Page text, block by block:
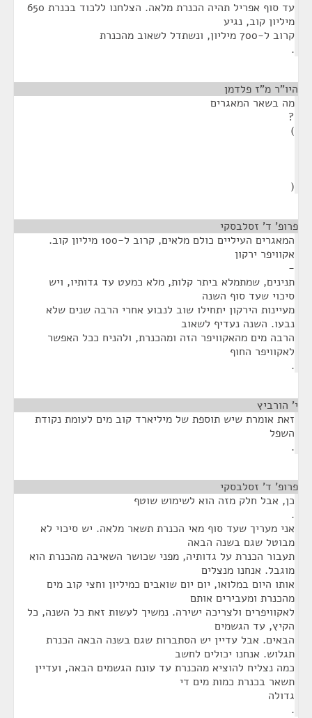
עד סוף אפריל תהיה הכנרת מלאה. הצלחנו ללכוד בכנרת 650
מיליון קוב, נגיע
קרוב ל-700 מיליון, ונשתדל לשאוב מהכנרת
.
היו"ר מ"ז פלדמן
מה בשאר המאגרים
?
)
(
פרופ' ד' זסלבסקי
המאגרים העיליים כולם מלאים, קרוב ל-100 מיליון קוב.
אקוויפר ירקון
-
תנינים, שמתמלא ביתר קלות, מלא כמעט עד גדותיו, ויש
סיכוי שעד סוף השנה
מעיינות הירקון יתחילו שוב לנבוע אחרי הרבה שנים שלא
נבעו. השנה נעדיף לשאוב
הרבה מים מהאקוויפר הזה ומהכנרת, ולהניח ככל האפשר
לאקוויפר החוף
.
י' הורביץ
זאת אומרת שיש תוספת של מיליארד קוב מים לעומת נקודת
השפל
.
פרופ' ד' זסלבסקי
כן, אבל חלק מזה הוא לשימוש שוטף
.
אני מעריך שעד סוף מאי הכנרת תשאר מלאה. יש סיכוי לא
מבוטל שגם בשנה הבאה
תעבור הכנרת על גדותיה, מפני שכושר השאיבה מהכנרת הוא
מוגבל. אנחנו מנצלים
אותו היום במלואו, יום יום שואבים כמיליון וחצי קוב מים
מהכנרת ומעבירים אותם
לאקוויפרים ולצריכה ישירה. נמשיך לעשות זאת כל השנה, כל
הקיץ, עד הגשמים
הבאים. אבל עדיין יש הסתברות שגם בשנה הבאה הכנרת
תגלוש. אנחנו יכולים לחשב
כמה נצליח להוציא מהכנרת עד עונת הגשמים הבאה, ועדיין
תשאר בכנרת כמות מים די
גדולה
.